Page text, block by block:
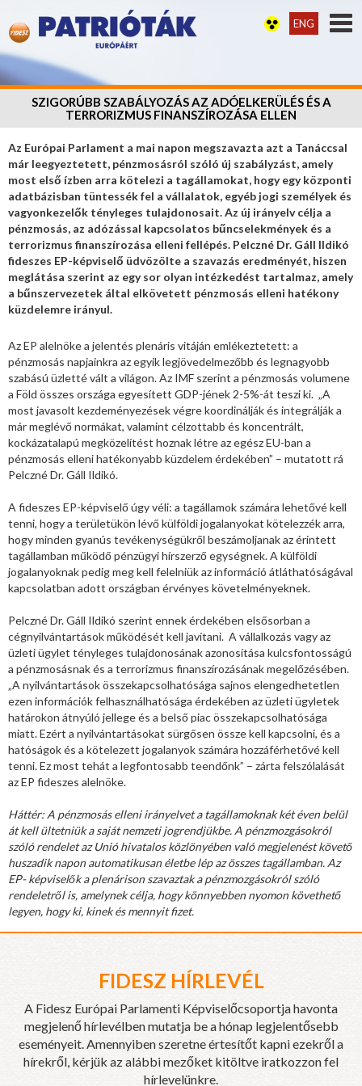
ENG
SZIGORÚBB SZABÁLYOZÁS AZ ADÓELKERÜLÉS ÉS A
TERRORIZMUS FINANSZÍROZÁSA ELLEN
Az Európai Parlament a mai napon megszavazta azt a Tanáccsal
már leegyeztetett, pénzmosásról szóló új szabályzást, amely
most első ízben arra kötelezi a tagállamokat, hogy egy központi
adatbázisban tüntessék fel a vállalatok, egyéb jogi személyek és
vagyonkezelők tényleges tulajdonosait. Az új irányelv célja a
pénzmosás, az adózással kapcsolatos bűncselekmények és a
terrorizmus finanszírozása elleni fellépés. Pelczné Dr. Gáll Ildikó
fideszes EP-képviselő üdvözölte a szavazás eredményét, hiszen
meglátása szerint az egy sor olyan intézkedést tartalmaz, amely
a bűnszervezetek által elkövetett pénzmosás elleni hatékony
küzdelemre irányul.
Az EP alelnöke a jelentés plenáris vitáján emlékeztetett: a
pénzmosás napjainkra az egyik legjövedelmezőbb és legnagyobb
szabású üzletté vált a világon. Az IMF szerint a pénzmosás volumene
a Föld összes országa egyesített GDP-jének 2-5%-át teszi ki. „A
most javasolt kezdeményezések végre koordinálják és integrálják a
már meglévő normákat, valamint célzottabb és koncentrált,
kockázatalapú megközelítést hoznak létre az egész EU-ban a
pénzmosás elleni hatékonyabb küzdelem érdekében” – mutatott rá
Pelczné Dr. Gáll Ildikó.
A fideszes EP-képviselő úgy véli: a tagállamok számára lehetővé kell
tenni, hogy a területükön lévő külföldi jogalanyokat kötelezzék arra,
hogy minden gyanús tevékenységükről beszámoljanak az érintett
tagállamban működő pénzügyi hírszerző egységnek. A külföldi
jogalanyoknak pedig meg kell felelniük az információ átláthatóságával
kapcsolatban adott országban érvényes követelményeknek.
Pelczné Dr. Gáll Ildikó szerint ennek érdekében elsősorban a
cégnyilvántartások működését kell javítani. A vállalkozás vagy az
üzleti ügylet tényleges tulajdonosának azonosítása kulcsfontosságú
a pénzmosásnak és a terrorizmus finanszírozásának megelőzésében.
„A nyilvántartások összekapcsolhatósága sajnos elengedhetetlen
ezen információk felhasználhatósága érdekében az üzleti ügyletek
határokon átnyúló jellege és a belső piac összekapcsolhatósága
miatt. Ezért a nyilvántartásokat sürgősen össze kell kapcsolni, és a
hatóságok és a kötelezett jogalanyok számára hozzáférhetővé kell
tenni. Ez most tehát a legfontosabb teendőnk” – zárta felszólalását
az EP fideszes alelnöke.
Háttér: A pénzmosás elleni irányelvet a tagállamoknak két éven belül
át kell ültetniük a saját nemzeti jogrendjükbe. A pénzmozgásokról
szóló rendelet az Unió hivatalos közlönyében való megjelenést követő
huszadik napon automatikusan életbe lép az összes tagállamban. Az
EP- képviselők a plenárison szavaztak a pénzmozgásokról szóló
rendeletről is, amelynek célja, hogy könnyebben nyomon követhető
legyen, hogy ki, kinek és mennyit fizet.
FIDESZ HÍRLEVÉL
A Fidesz Európai Parlamenti Képviselőcsoportja havonta
megjelenő hírlevélben mutatja be a hónap legjelentősebb
eseményeit. Amennyiben szeretne értesítőt kapni ezekről a
hírekről, kérjük az alábbi mezőket kitöltve iratkozzon fel
hírlevelünkre.